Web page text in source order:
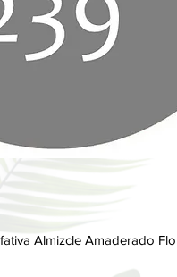
Almizcle Amaderado